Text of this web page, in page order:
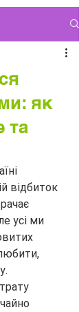
як
та
відбиток
усі ми